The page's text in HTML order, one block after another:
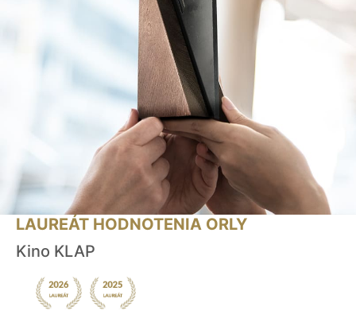
LAUREÁT HODNOTENIA ORLY
Kino KLAP